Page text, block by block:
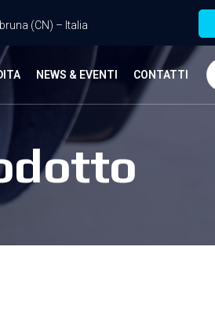
(CN) – Italia
NEWS & EVENTI CONTATTI